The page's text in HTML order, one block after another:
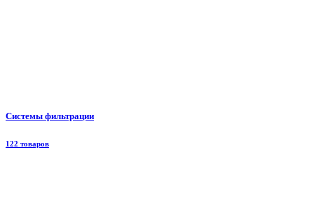
Системы фильтрации
122 товаров